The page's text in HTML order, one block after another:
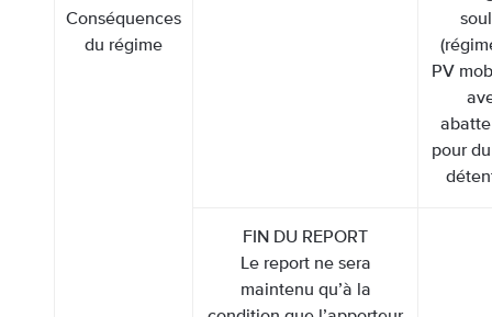
Conséquences
du régime
PV
pour
FIN DU REPORT
Le report ne sera
maintenu qu’à la